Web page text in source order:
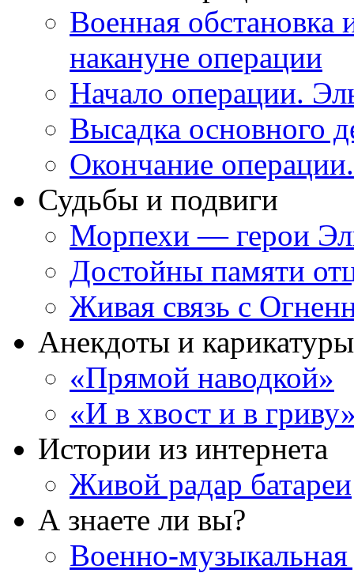
Военная обстановка
накануне операции
Начало операции.
Высадка основного
Окончание
Судьбы и подвиги
Морпехи — герои
Достойны памяти
Живая связь с
Анекдоты и карикатуры
«Прямой наводкой»
«И в хвост и в
Истории из интернета
Живой радар батареи
А знаете ли вы?
Военно-музыкальная